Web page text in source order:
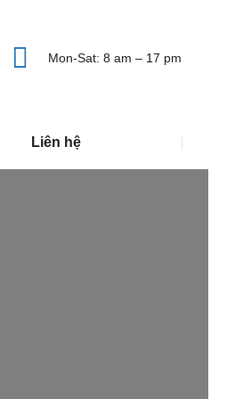
Mon-Sat: 8 am – 17 pm
Liên hệ